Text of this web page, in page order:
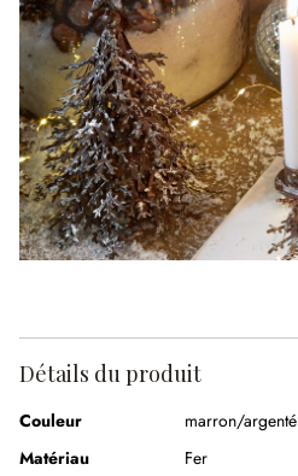
Détails du produit
Couleur
marron/argenté
Matériau
Fer